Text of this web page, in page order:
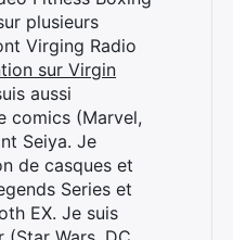
plusieurs
Virging Radio
sur Virgin
aussi
comics (Marvel,
Seiya. Je
de casques et
Series et
EX. Je suis